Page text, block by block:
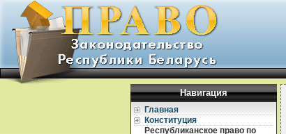
Навигация
Главная
Конституция
Республиканское право по